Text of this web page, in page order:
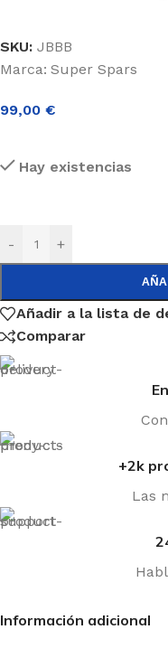
SKU: JBBB
Marca: Super Spars
99,00 €
Hay existencias
- +
Añadir a la lista de
Comparar
+2k
Las
Información adicional